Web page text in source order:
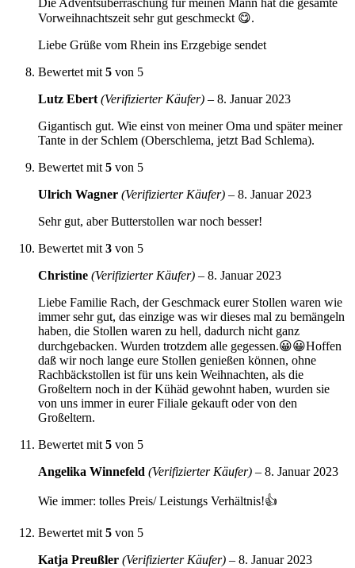
Die Adventsüberraschung für meinen Mann hat die gesamte
Vorweihnachtszeit sehr gut geschmeckt 😋.
Liebe Grüße vom Rhein ins Erzgebige sendet
Bewertet mit 5 von 5
Lutz Ebert (Verifizierter Käufer) – 8. Januar 2023
Gigantisch gut. Wie einst von meiner Oma und später meiner
Tante in der Schlem (Oberschlema, jetzt Bad Schlema).
Bewertet mit 5 von 5
Ulrich Wagner (Verifizierter Käufer) – 8. Januar 2023
Sehr gut, aber Butterstollen war noch besser!
Bewertet mit 3 von 5
Christine (Verifizierter Käufer) – 8. Januar 2023
Liebe Familie Rach, der Geschmack eurer Stollen waren wie
immer sehr gut, das einzige was wir dieses mal zu bemängeln
haben, die Stollen waren zu hell, dadurch nicht ganz
durchgebacken. Wurden trotzdem alle gegessen.😀😀Hoffen
daß wir noch lange eure Stollen genießen können, ohne
Rachbäckstollen ist für uns kein Weihnachten, als die
Großeltern noch in der Kühäd gewohnt haben, wurden sie
von uns immer in eurer Filiale gekauft oder von den
Großeltern.
Bewertet mit 5 von 5
Angelika Winnefeld (Verifizierter Käufer) – 8. Januar 2023
Wie immer: tolles Preis/ Leistungs Verhältnis!👍
Bewertet mit 5 von 5
Katja Preußler (Verifizierter Käufer) – 8. Januar 2023